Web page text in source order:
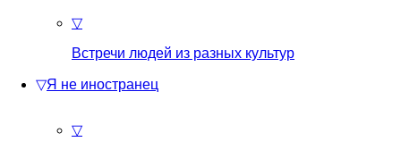
▽
Встречи людей из разных культур
▽Я не иностранец
▽